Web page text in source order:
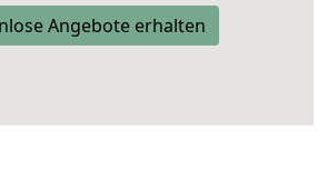
Angebote erhalten